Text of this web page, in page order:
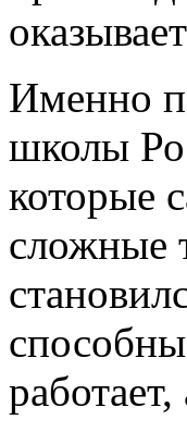
Именно
школы
которые
сложные